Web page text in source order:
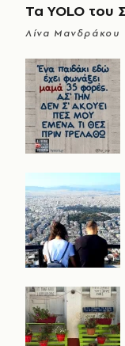
Τα YOLO του
Λίνα Μανδράκου